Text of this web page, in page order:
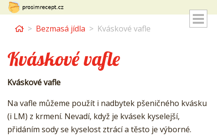
HomeBezmasá jídla Kváskové vafle
Kváskové vafle
Kváskové vafle
Na vafle můžeme použít i nadbytek pšeničného kvásku
(i LM) z krmení. Nevadí, když je kvásek kyselejší,
přidáním sody se kyselost ztrácí a těsto je výborné.